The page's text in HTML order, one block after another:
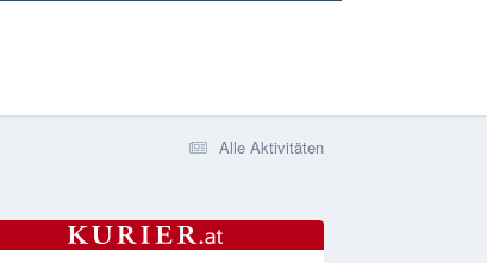
Alle Aktivitäten